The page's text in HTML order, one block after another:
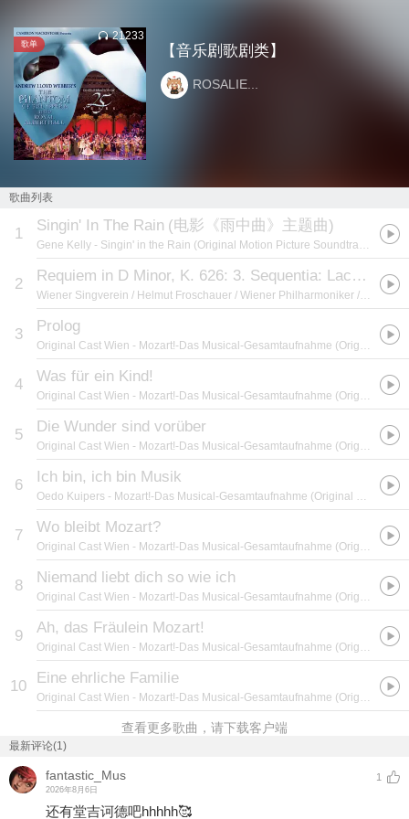
歌单
21233
【音乐剧歌剧类】
ROSALIE...
歌曲列表
1 Singin' In The Rain (电影《雨中曲》主题曲)
Gene Kelly - Singin' in the Rain (Original Motion Picture Soundtrack) [Deluxe Version]
2 Requiem in D Minor, K. 626: 3. Sequentia: Lacrimosa
Wiener Singverein / Helmut Froschauer / Wiener Philharmoniker / Herbert von Karajan
3 Prolog
Original Cast Wien - Mozart!-Das Musical-Gesamtaufnahme (Original Cast Wien) (Live)
4 Was für ein Kind!
Original Cast Wien - Mozart!-Das Musical-Gesamtaufnahme (Original Cast Wien) (Live)
5 Die Wunder sind vorüber
Original Cast Wien - Mozart!-Das Musical-Gesamtaufnahme (Original Cast Wien) (Live)
6 Ich bin, ich bin Musik
Oedo Kuipers - Mozart!-Das Musical-Gesamtaufnahme (Original Cast Wien) (Live)
7 Wo bleibt Mozart?
Original Cast Wien - Mozart!-Das Musical-Gesamtaufnahme (Original Cast Wien) (Live)
8 Niemand liebt dich so wie ich
Original Cast Wien - Mozart!-Das Musical-Gesamtaufnahme (Original Cast Wien) (Live)
9 Ah, das Fräulein Mozart!
Original Cast Wien - Mozart!-Das Musical-Gesamtaufnahme (Original Cast Wien) (Live)
10 Eine ehrliche Familie
Original Cast Wien - Mozart!-Das Musical-Gesamtaufnahme (Original Cast Wien) (Live)
查看更多歌曲，请下载客户端
最新评论(1)
fantastic_Mus
2026年8月6日
1
还有堂吉诃德吧hhhhh🥰